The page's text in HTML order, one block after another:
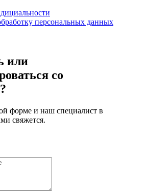
персональных данных
или
со
форме и наш специалист в
свяжется.